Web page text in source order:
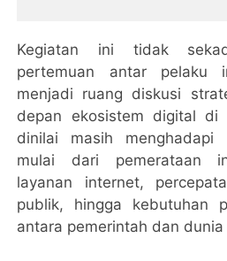
Kegiatan ini tidak
pertemuan antar pelaku
menjadi ruang diskusi
depan ekosistem digital di
dinilai masih menghadapi
mulai dari pemerataan
layanan internet,
publik, hingga kebutuhan
antara pemerintah dan dunia